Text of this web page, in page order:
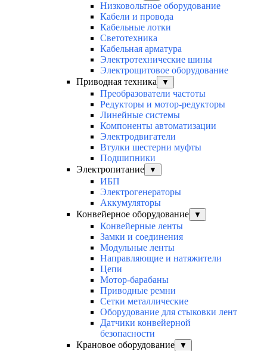
Низковольтное оборудование
Кабели и провода
Кабельные лотки
Светотехника
Кабельная арматура
Электротехнические шины
Электрощитовое оборудование
Приводная техника
▼
Преобразователи частоты
Редукторы и мотор-редукторы
Линейные системы
Компоненты автоматизации
Электродвигатели
Втулки шестерни муфты
Подшипники
Электропитание
▼
ИБП
Электрогенераторы
Аккумуляторы
Конвейерное оборудование
▼
Конвейерные ленты
Замки и соединения
Модульные ленты
Направляющие и натяжители
Цепи
Мотор-барабаны
Приводные ремни
Сетки металлические
Оборудование для стыковки лент
Датчики конвейерной
безопасности
Крановое оборудование
▼